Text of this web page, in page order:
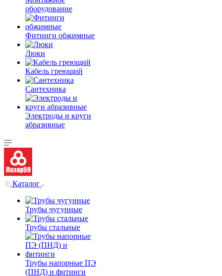
оборудование
Фитинги обжимные
Люки
Кабель греющий
Сантехника
Электроды и круги
абразивные
Каталог
Трубы чугунные
Трубы стальные
Трубы напорные ПЭ
(ПНД) и фитинги